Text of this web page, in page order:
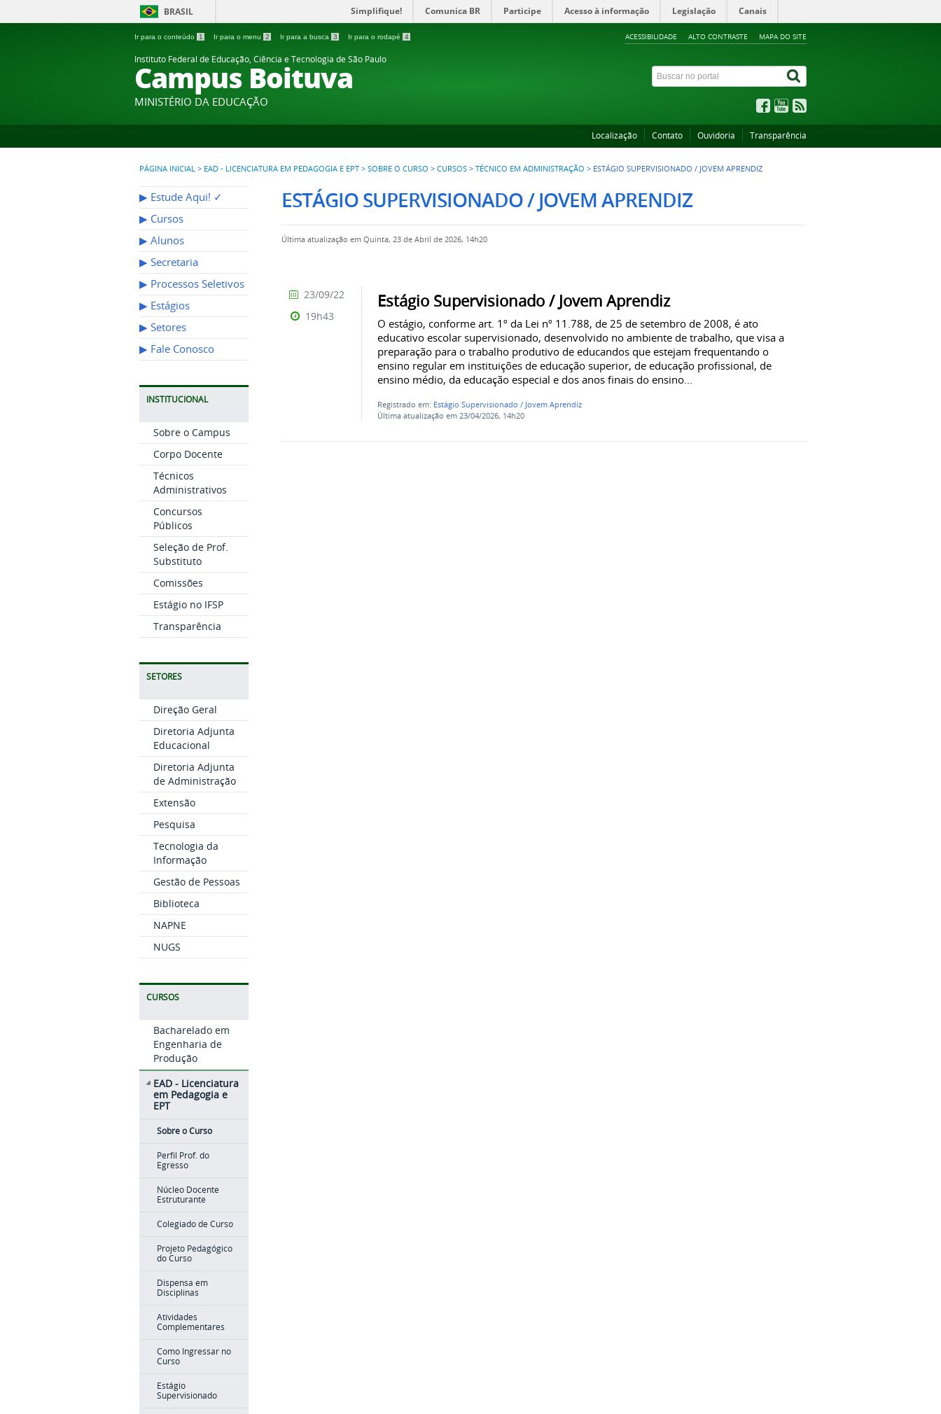
BRASIL Simplifique! Comunica BR Participe Acesso à informação Legislação Canais
Ir para o conteúdo 1 Ir para o menu 2 Ir para a busca 3 Ir para o rodapé 4 ACESSIBILIDADE ALTO CONTRASTE MAPA DO SITE
Instituto Federal de Educação, Ciência e Tecnologia de São Paulo
Campus Boituva
MINISTÉRIO DA EDUCAÇÃO
Localização Contato Ouvidoria Transparência
PÁGINA INICIAL > EAD - LICENCIATURA EM PEDAGOGIA E EPT > SOBRE O CURSO > CURSOS > TÉCNICO EM ADMINISTRAÇÃO > ESTÁGIO SUPERVISIONADO / JOVEM APRENDIZ
▶︎ Estude Aqui! ✓
▶︎ Cursos
▶︎ Alunos
▶︎ Secretaria
▶︎ Processos Seletivos
▶︎ Estágios
▶︎ Setores
▶︎ Fale Conosco
INSTITUCIONAL
Sobre o Campus
Corpo Docente
Técnicos
Administrativos
Concursos
Públicos
Seleção de Prof.
Substituto
Comissões
Estágio no IFSP
Transparência
SETORES
Direção Geral
Diretoria Adjunta
Educacional
Diretoria Adjunta
de Administração
Extensão
Pesquisa
Tecnologia da
Informação
Gestão de Pessoas
Biblioteca
NAPNE
NUGS
CURSOS
Bacharelado em
Engenharia de
Produção
EAD - Licenciatura
em Pedagogia e
EPT
Sobre o Curso
Perfil Prof. do
Egresso
Núcleo Docente
Estruturante
Colegiado de Curso
Projeto Pedagógico
do Curso
Dispensa em
Disciplinas
Atividades
Complementares
Como Ingressar no
Curso
Estágio
Supervisionado
ESTÁGIO SUPERVISIONADO / JOVEM APRENDIZ
Última atualização em Quinta, 23 de Abril de 2026, 14h20
Estágio Supervisionado / Jovem Aprendiz
O estágio, conforme art. 1º da Lei nº 11.788, de 25 de setembro de 2008, é ato
educativo escolar supervisionado, desenvolvido no ambiente de trabalho, que visa a
preparação para o trabalho produtivo de educandos que estejam frequentando o
ensino regular em instituições de educação superior, de educação profissional, de
ensino médio, da educação especial e dos anos finais do ensino...
Registrado em: Estágio Supervisionado / Jovem Aprendiz
Última atualização em 23/04/2026, 14h20
23/09/22
19h43